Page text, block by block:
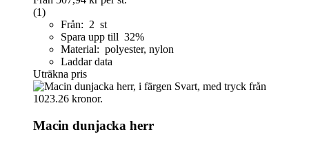
(1)
Från: 2 st
Spara upp till 32%
Material: polyester, nylon
Laddar data
Uträkna pris
Macin dunjacka herr